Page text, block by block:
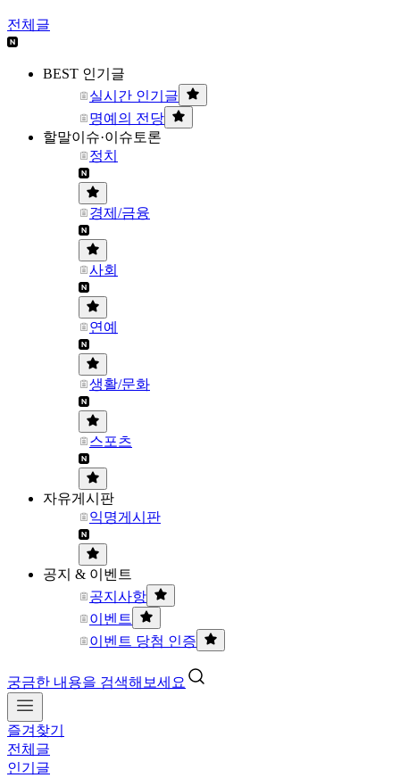
전체글
BEST 인기글
실시간 인기글
명예의 전당
할말이슈·이슈토론
정치
경제/금융
사회
연예
생활/문화
스포츠
자유게시판
익명게시판
공지 & 이벤트
공지사항
이벤트
이벤트 당첨 인증
궁금한 내용을 검색해보세요
즐겨찾기
전체글
인기글